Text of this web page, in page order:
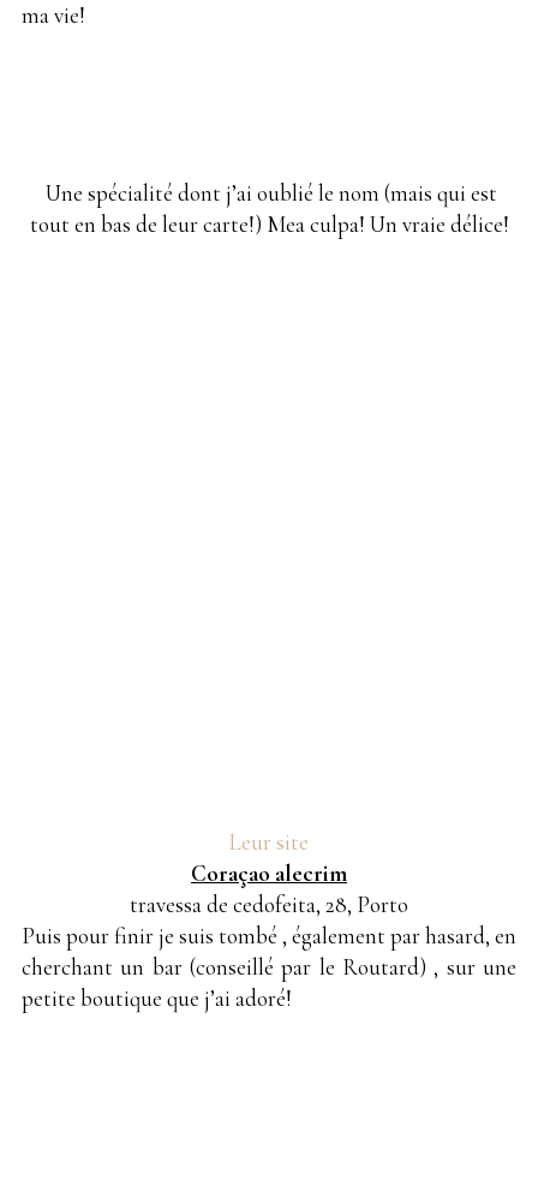
ma vie!
Une spécialité dont j’ai oublié le nom (mais qui est
tout en bas de leur carte!) Mea culpa! Un vraie délice!
Leur site
Coraçao alecrim
travessa de cedofeita, 28, Porto
Puis pour finir je suis tombé , également par hasard, en
cherchant un bar (conseillé par le Routard) , sur une
petite boutique que j’ai adoré!